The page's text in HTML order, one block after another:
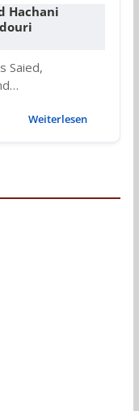
Hachani
Saied,
Weiterlesen